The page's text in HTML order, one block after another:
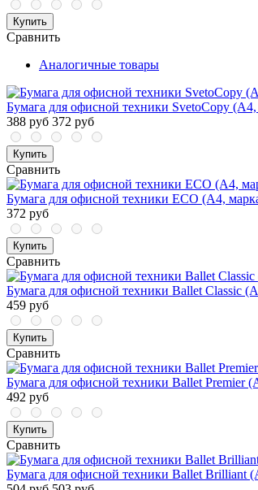
Купить
Сравнить
Аналогичные товары
Бумага для офисной техники SvetoCopy
388 руб 372 руб
Купить
Сравнить
Бумага для офисной техники ECO (А4,
372 руб
Купить
Сравнить
Бумага для офисной техники Ballet Classic
459 руб
Купить
Сравнить
Бумага для офисной техники Ballet Premier
492 руб
Купить
Сравнить
Бумага для офисной техники Ballet Brilliant